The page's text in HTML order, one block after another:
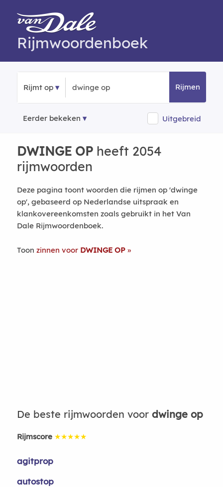
Rijmwoordenboek
Rijmt op Rijmen
Eerder bekeken Uitgebreid
DWINGE OPheeft 2054
rijmwoorden
Deze pagina toont woorden die rijmen op 'dwinge
op', gebaseerd op Nederlandse uitspraak en
klankovereenkomsten zoals gebruikt in het Van
Dale Rijmwoordenboek.
Toon zinnen voor DWINGE OP
De beste rijmwoorden voor dwinge op
Rijmscore ★★★★★
agitprop
autostop